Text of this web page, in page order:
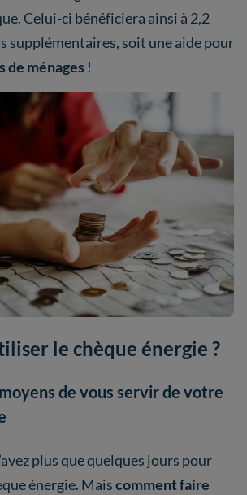
Celui-ci bénéficiera ainsi à 2,2
supplémentaires, soit une aide pour
de ménages !
le chèque énergie ?
de vous servir de votre
plus que quelques jours pour
énergie. Maiscomment faire